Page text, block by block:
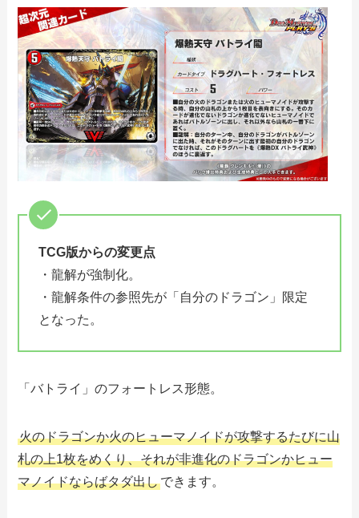
TCG版からの変更点
・龍解が強制化。
・龍解条件の参照先が「自分のドラゴン」限定
となった。
「バトライ」のフォートレス形態。
火のドラゴンか火のヒューマノイドが攻撃するたびに山
札の上1枚をめくり、それが非進化のドラゴンかヒュー
マノイドならばタダ出しできます。